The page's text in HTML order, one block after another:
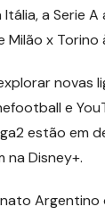
Itália, a Serie
Milão x
novas
e
estão em
na Disney+.